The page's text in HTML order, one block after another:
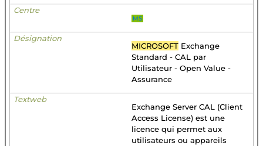
MS
MICROSOFT Exchange
Standard - CAL par
Utilisateur - Open Value -
Assurance
Exchange Server CAL (Client
Access License) est une
licence qui permet aux
utilisateurs ou appareils